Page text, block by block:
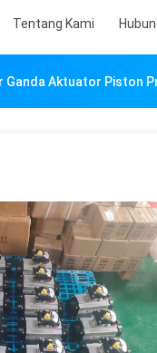
Tentang Kami
Aktuator Piston